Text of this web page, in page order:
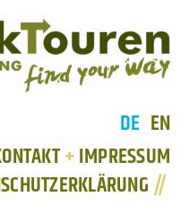
DE EN
+ IMPRESSUM
//